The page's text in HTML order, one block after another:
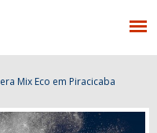
Mix Eco em Piracicaba